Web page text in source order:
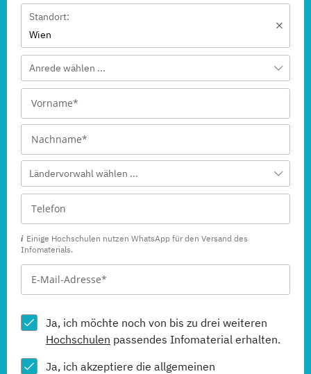
Standort:
Wien
Anrede wählen ...
Ländervorwahl wählen ...
Einige Hochschulen nutzen WhatsApp für den Versand des
Infomaterials.
Ja, ich möchte noch von bis zu drei weiteren
Hochschulen passendes Infomaterial erhalten.
Ja, ich akzeptiere die allgemeinen